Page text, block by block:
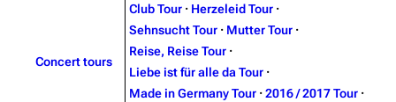
Discography
Videography
Information
Discography
Videography
Concert tours
Club Tour · Herzeleid Tour ·
Sehnsucht Tour · Mutter Tour ·
Reise, Reise Tour ·
Liebe ist für alle da Tour ·
Made in Germany Tour · 2016 / 2017 Tour ·